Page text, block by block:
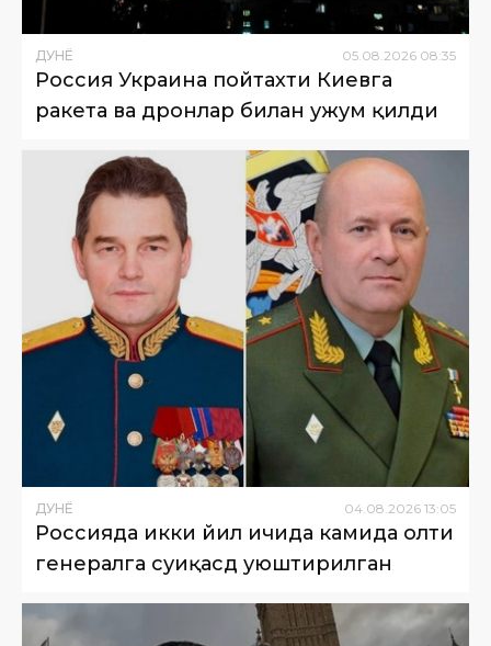
ДУНË 05 08 2026 08:35
Россия Украина пойтахти Киевга
ракета ва дронлар билан ҳужум қилди
ДУНË 04 08 2026 13:05
Россияда икки йил ичида камида олти
генералга суиқасд уюштирилган